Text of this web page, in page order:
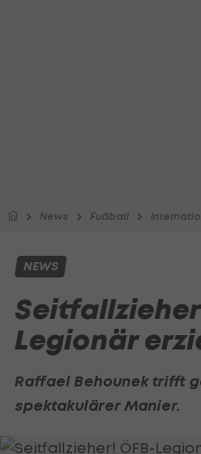
News Fußball
NEWS
Legionär
Raffael Behounek trifft
spektakulärer Manier.